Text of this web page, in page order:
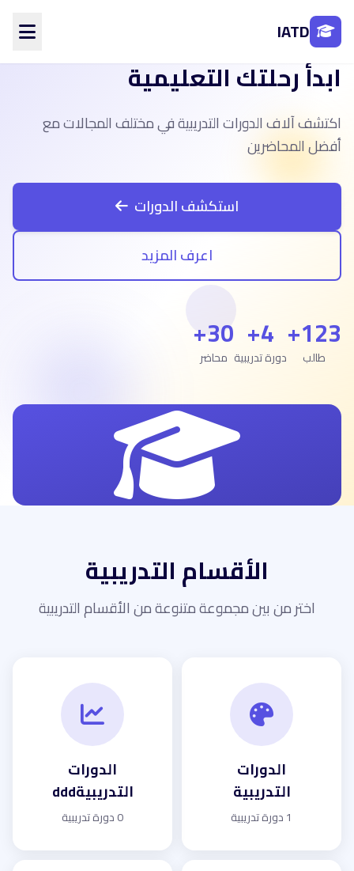
IATD
الرئيسية
الأقسام
المحاضرين
الفروع
تواصل معنا
إنشاء حساب
ابدأ رحلتك التعليمية
اكتشف آلاف الدورات التدريبية في مختلف المجالات مع
أفضل المحاضرين
استكشف الدورات
اعرف المزيد
123+
طالب
4+
دورة تدريبية
30+
محاضر
الأقسام التدريبية
اختر من بين مجموعة متنوعة من الأقسام التدريبية
الدورات
التدريبية
1 دورة تدريبية
الدورات
التدريبيةddd
0 دورة تدريبية